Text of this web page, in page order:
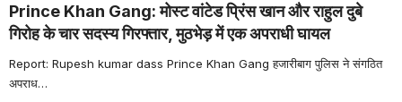
Prince Khan Gang: मोस्ट वांटेड प्रिंस खान और राहुल दुबे
गिरोह के चार सदस्य गिरफ्तार, मुठभेड़ में एक अपराधी घायल
Report: Rupesh kumar dass Prince Khan Gang हजारीबाग पुलिस ने संगठित
अपराध…